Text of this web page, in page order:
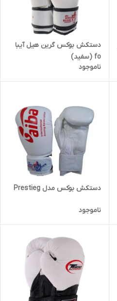
دستکش بوکس گرین هیل آیبا
fo (سفید)
ناموجود
دستکش بوکس مدل Prestieg
ناموجود